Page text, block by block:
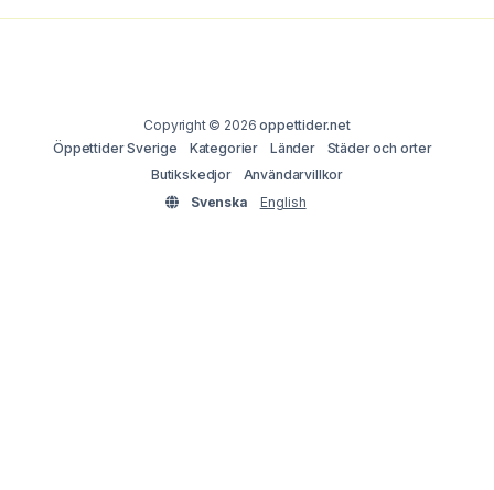
Copyright © 2026oppettider.net
Öppettider Sverige
Kategorier Länder
Städer och orter
Butikskedjor
Användarvillkor
Svenska
English